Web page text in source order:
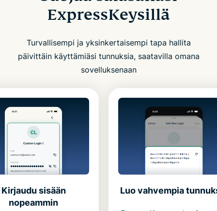
ExpressKeysillä
Turvallisempi ja yksinkertaisempi tapa hallita
päivittäin käyttämiäsi tunnuksia, saatavilla omana
sovelluksenaan
Kirjaudu sisään
nopeammin
Luo vahvempia